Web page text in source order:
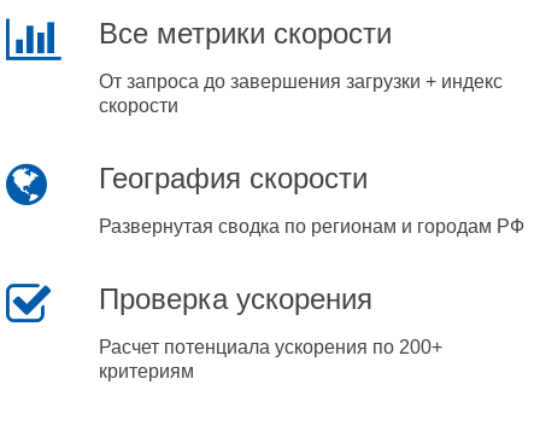
Все метрики скорости
От запроса до завершения загрузки + индекс
скорости
География скорости
Развернутая сводка по регионам и городам РФ
Проверка ускорения
Расчет потенциала ускорения по 200+
критериям